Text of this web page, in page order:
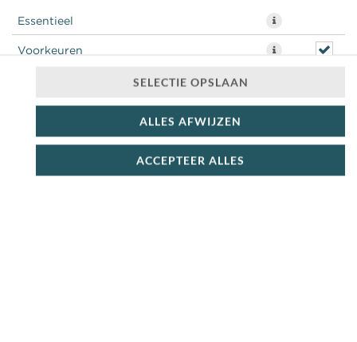
Essentieel
Voorkeuren
SELECTIE OPSLAAN
ALLES AFWIJZEN
ACCEPTEER ALLES